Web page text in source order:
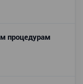
процедурам